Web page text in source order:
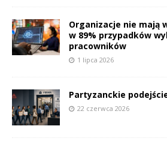
Organizacje nie mają
w 89% przypadków
pracowników
1 lipca 2026
Partyzanckie
22 czerwca 2026